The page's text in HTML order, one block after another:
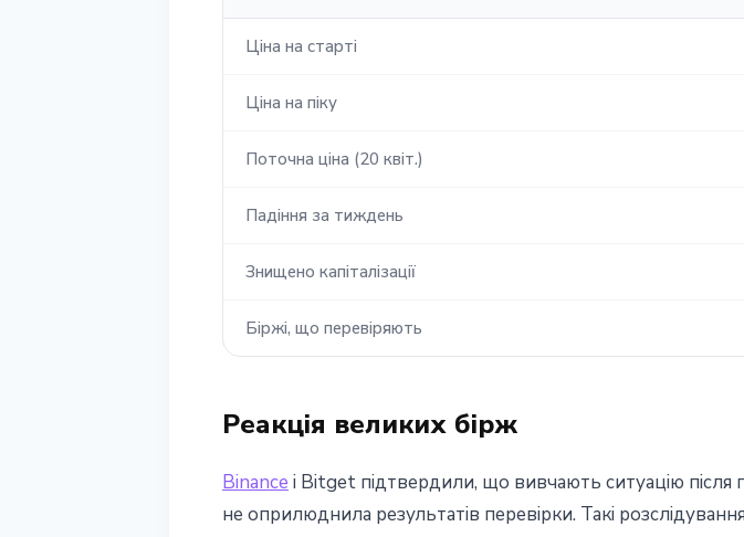
Ціна на старті
Ціна на піку
Поточна ціна (20 квіт.)
Падіння за тиждень
Знищено капіталізації
Біржі, що перевіряють
Реакція великих бірж
Binance і Bitget підтвердили, що вивчають ситуацію
не оприлюднила результатів перевірки. Такі